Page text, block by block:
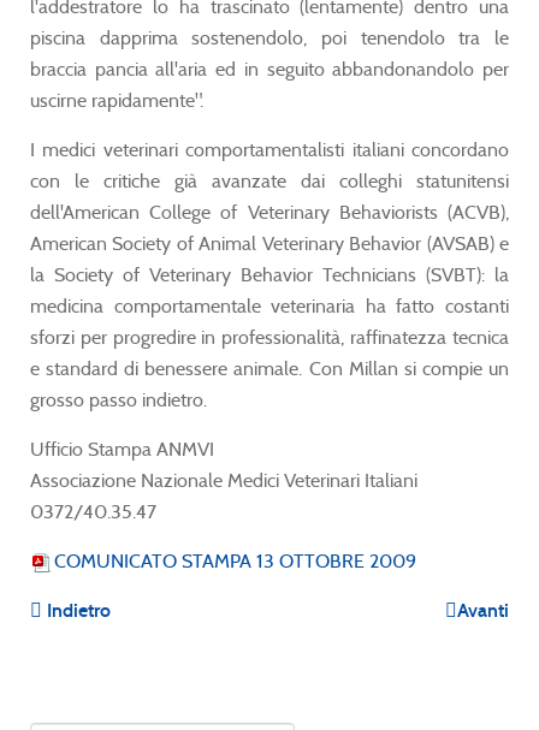
l'addestratore lo ha trascinato (lentamente) dentro una
piscina dapprima sostenendolo, poi tenendolo tra le
braccia pancia all'aria ed in seguito abbandonandolo per
uscirne rapidamente".
I medici veterinari comportamentalisti italiani concordano
con le critiche già avanzate dai colleghi statunitensi
dell'American College of Veterinary Behaviorists (ACVB),
American Society of Animal Veterinary Behavior (AVSAB) e
la Society of Veterinary Behavior Technicians (SVBT): la
medicina comportamentale veterinaria ha fatto costanti
sforzi per progredire in professionalità, raffinatezza tecnica
e standard di benessere animale. Con Millan si compie un
grosso passo indietro.
Ufficio Stampa ANMVI
Associazione Nazionale Medici Veterinari Italiani
0372/40.35.47
COMUNICATO STAMPA 13 OTTOBRE 2009
Indietro Avanti